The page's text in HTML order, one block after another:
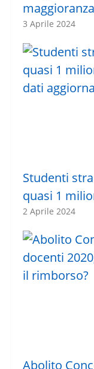
3 Aprile 2024
Studenti
quasi 1
2 Aprile 2024
Abolito